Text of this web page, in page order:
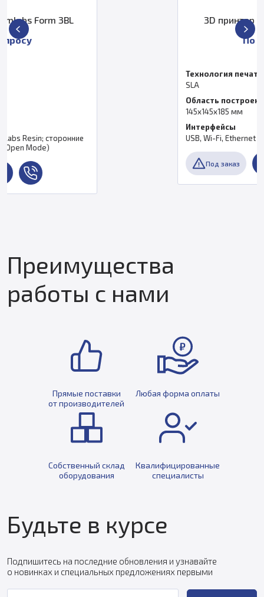
3D принтер Formlabs Form 3+
USB, Wi-Fi, Ethernet
Преимущества
работы с нами
Прямые поставки
от производителей
Любая форма оплаты
Собственный склад
оборудования
Квалифицированные
специалисты
Будьте в курсе
Подпишитесь на последние обновления и узнавайте
о новинках и специальных предложениях первыми